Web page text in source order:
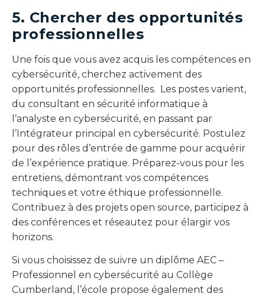
5. Chercher des opportunités
professionnelles
Une fois que vous avez acquis les compétences en
cybersécurité, cherchez activement des
opportunités professionnelles. Les postes varient,
du consultant en sécurité informatique à
l’analyste en cybersécurité, en passant par
l’Intégrateur principal en cybersécurité. Postulez
pour des rôles d’entrée de gamme pour acquérir
de l’expérience pratique. Préparez-vous pour les
entretiens, démontrant vos compétences
techniques et votre éthique professionnelle.
Contribuez à des projets open source, participez à
des conférences et réseautez pour élargir vos
horizons.
Si vous choisissez de suivre un diplôme AEC –
Professionnel en cybersécurité au Collège
Cumberland, l’école propose également des